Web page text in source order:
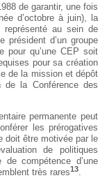
de garantir, une fois
d’octobre à juin), la
représenté au sein de
président d’un groupe
pour qu’une CEP soit
pour sa création
de la mission et dépôt
de la Conférence des
permanente peut
les prérogatives
doit être motivée par le
de politiques
compétence d’une
très rares13